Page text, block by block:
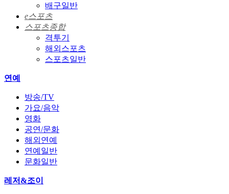
배구일반
e스포츠
스포츠종합
격투기
해외스포츠
스포츠일반
연예
방송/TV
가요/음악
영화
공연/문화
해외연예
연예일반
문화일반
레저&조이